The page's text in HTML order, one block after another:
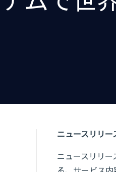
ニュースリリー
ニュースリリ